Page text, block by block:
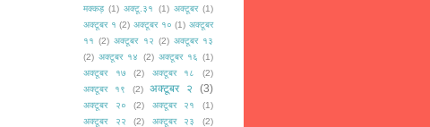
मक्कड़ (1) अक्टू.३१ (1) अक्टूबर (1)
अक्टूबर १ (2) अक्टूबर १० (1) अक्टूबर
११ (2) अक्टूबर १२ (2) अक्टूबर १३
(2) अक्टूबर १४ (2) अक्टूबर १६ (1)
अक्टूबर १७
(2) अक्टूबर १८
(2)
अक्टूबर १९
(2) अक्टूबर २ (3)
अक्टूबर २० (2) अक्टूबर २१
(1)
अक्टूबर २२
(2) अक्टूबर २३
(2)